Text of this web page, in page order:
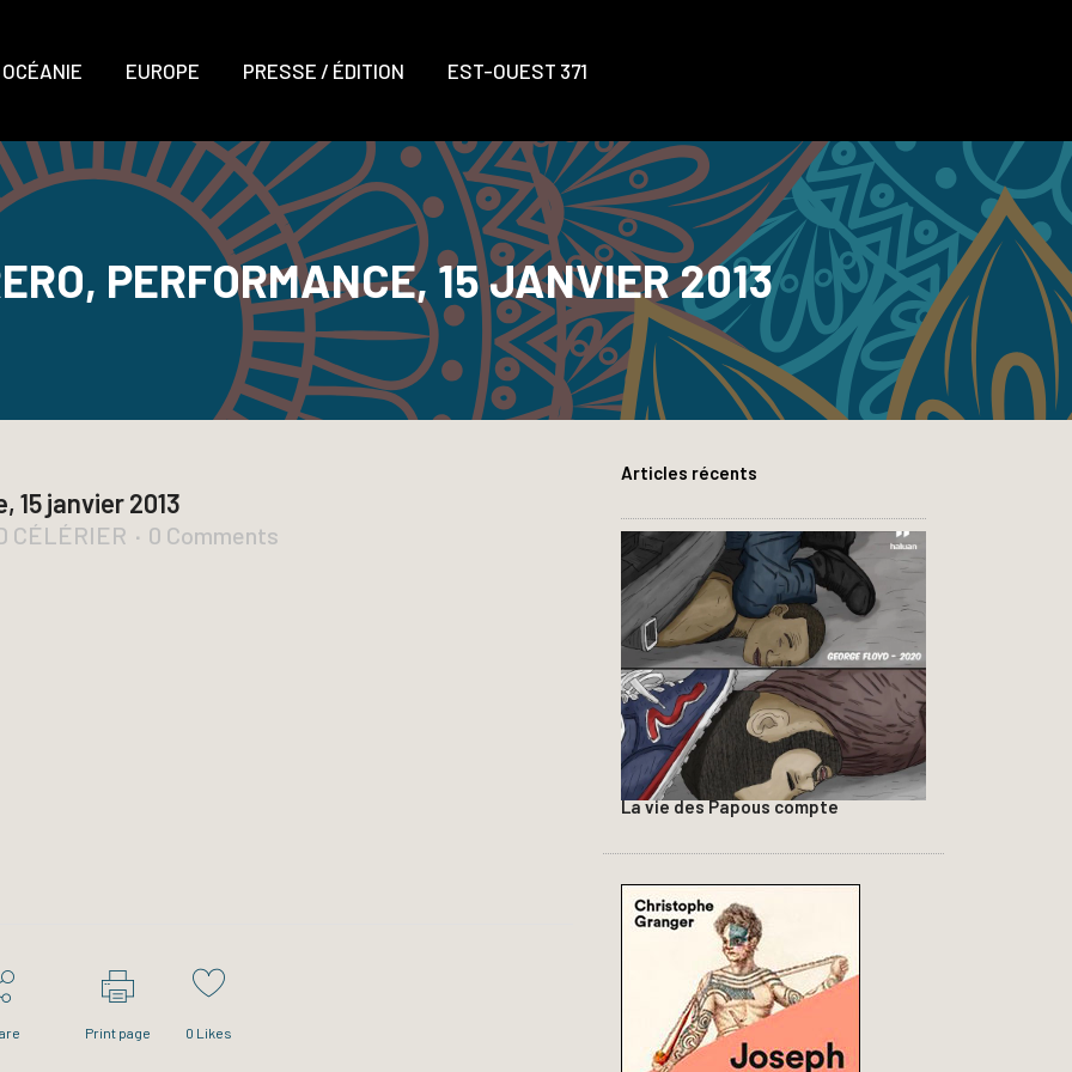
OCÉANIE EUROPE PRESSE / ÉDITION EST-OUEST 371
PERFORMANCE, 15 JANVIER 2013
janvier 2013
CÉLÉRIER 0 Comments
Print page 0 Likes
Articles récents
La vie des Papous compte